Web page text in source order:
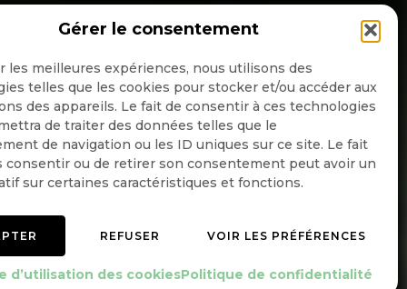
Gérer le consentement
les meilleures expériences, nous utilisons des
telles que les cookies pour stocker et/ou accéder aux
des appareils. Le fait de consentir à ces technologies
de traiter des données telles que le
de navigation ou les ID uniques sur ce site. Le fait
consentir ou de retirer son consentement peut avoir un
sur certaines caractéristiques et fonctions.
REFUSER VOIR LES PRÉFÉRENCES
d’utilisation des cookiesPolitique de confidentialité
NEWSLETTER
Quotidienne
Hebdo
OK